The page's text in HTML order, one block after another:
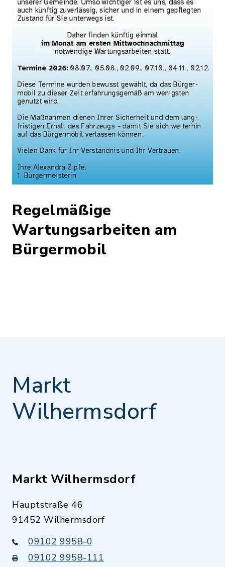
Regelmäßige
Wartungsarbeiten am
Bürgermobil
Markt
Wilhermsdorf
Markt Wilhermsdorf
Hauptstraße 46
91452 Wilhermsdorf
09102 9958-0
09102 9958-111